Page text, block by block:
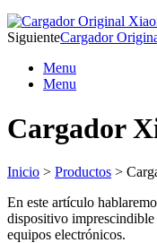
SiguienteCargador
Menu
Menu
Cargador
Inicio > Productos >
En este artículo
dispositivo
equipos electrónicos.